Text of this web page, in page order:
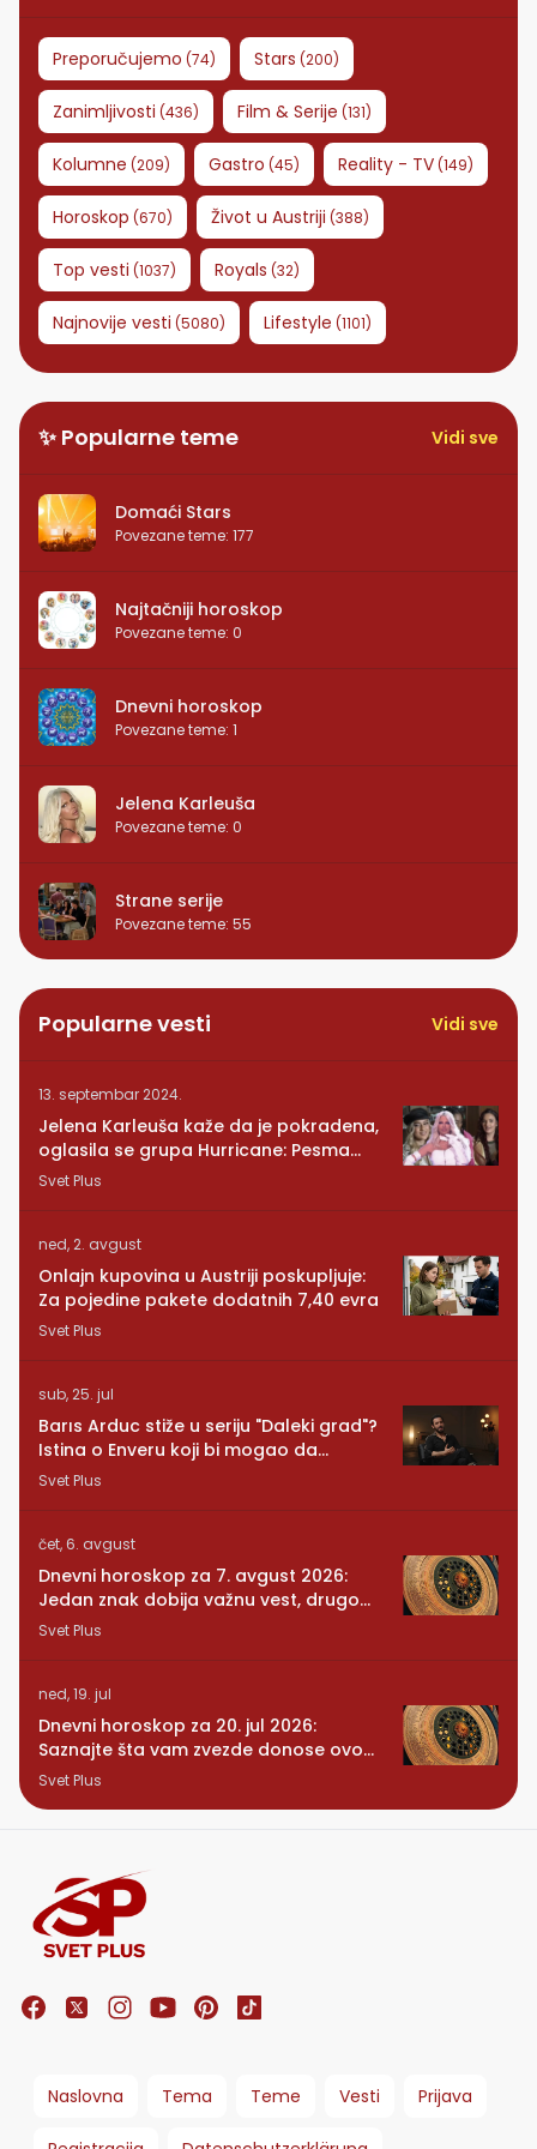
Preporučujemo (74) Stars (200)
Zanimljivosti (436) Film & Serije (131)
Kolumne (209) Gastro (45) Reality - TV(149)
Horoskop (670) Život u Austriji (388)
Top vesti (1037) Royals (32)
Najnovije vesti (5080) Lifestyle (1101)
✨ Popularne teme Vidi sve
Domaći Stars
Povezane teme: 177
Najtačniji horoskop
Povezane teme: 0
Dnevni horoskop
Povezane teme: 1
Jelena Karleuša
Povezane teme: 0
Strane serije
Povezane teme: 55
Popularne vesti Vidi sve
13. septembar 2024.
Jelena Karleuša kaže da je pokradena,
oglasila se grupa Hurricane: Pesma
RUNDE je naša!
Svet Plus
ned, 2. avgust
Onlajn kupovina u Austriji poskupljuje:
Za pojedine pakete dodatnih 7,40 evra
Svet Plus
sub, 25. jul
Barıs Arduc stiže u seriju "Daleki grad"?
Istina o Enveru koji bi mogao da
promeni sve
Svet Plus
čet, 6. avgust
Dnevni horoskop za 7. avgust 2026:
Jedan znak dobija važnu vest, drugom
se vraća osoba iz prošlosti
Svet Plus
ned, 19. jul
Dnevni horoskop za 20. jul 2026:
Saznajte šta vam zvezde donose ovog
ponedeljka
Svet Plus
Naslovna Tema Teme Vesti Prijava